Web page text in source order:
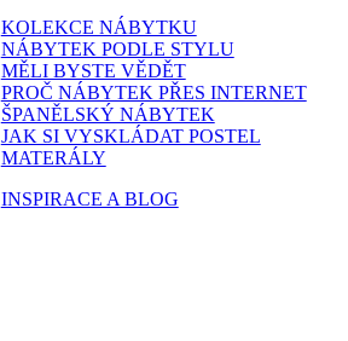
KOLEKCE NÁBYTKU
NÁBYTEK PODLE STYLU
MĚLI BYSTE VĚDĚT
PROČ NÁBYTEK PŘES INTERNET
ŠPANĚLSKÝ NÁBYTEK
JAK SI VYSKLÁDAT POSTEL
MATERÁLY
INSPIRACE A BLOG